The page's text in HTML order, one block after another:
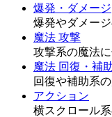
爆発・ダメージ
爆発やダメー
魔法 攻撃
攻撃系の魔法
魔法 回復・補
回復や補助系
アクション
横スクロール